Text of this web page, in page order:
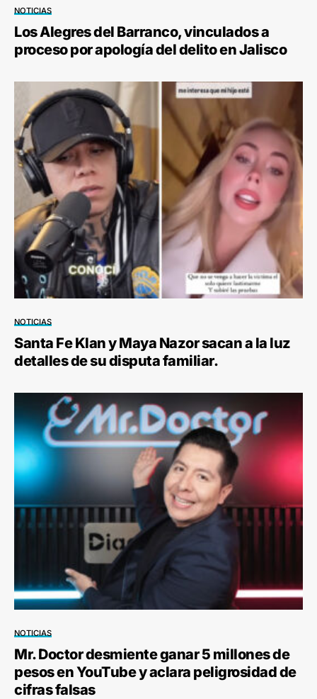
NOTICIAS
Los Alegres del Barranco, vinculados a
proceso por apología del delito en Jalisco
NOTICIAS
Santa Fe Klan y Maya Nazor sacan a la luz
detalles de su disputa familiar.
NOTICIAS
Mr. Doctor desmiente ganar 5 millones de
pesos en YouTube y aclara peligrosidad de
cifras falsas